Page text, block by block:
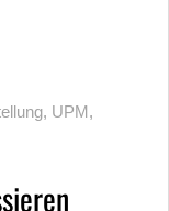
, UPM,